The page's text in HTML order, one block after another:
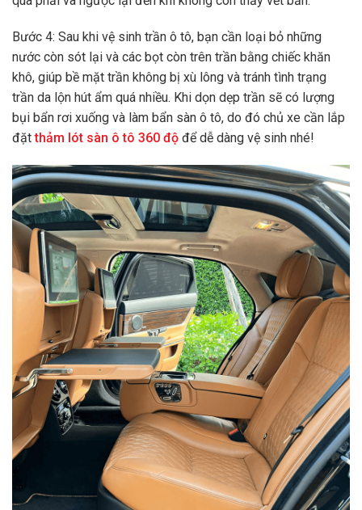
Bước 4: Sau khi vệ sinh trần ô tô, bạn cần loại bỏ những
nước còn sót lại và các bọt còn trên trần bằng chiếc khăn
khô, giúp bề mặt trần không bị xù lông và tránh tình trạng
trần da lộn hút ẩm quá nhiều. Khi dọn dẹp trần sẽ có lượng
bụi bẩn rơi xuống và làm bẩn sàn ô tô, do đó chủ xe cần lắp
đặtthảm lót sàn ô tô 360 độ để dễ dàng vệ sinh nhé!